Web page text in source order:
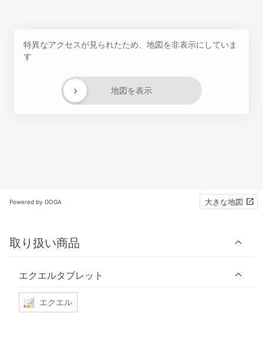
特異なアクセスが見られたため、地図を非表示にしていま
す
地図を表示
›
Powered by GOGA 大きな地図
取り扱い商品
エクエルタブレット
エクエル